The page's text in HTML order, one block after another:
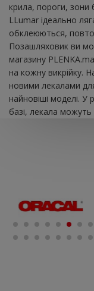
крила, пороги, зони
LLumar ідеально
обклеюються,
Позашляховик ви
магазину
на кожну викрійку.
новими лекалами
найновіші моделі.
базі, лекала можуть